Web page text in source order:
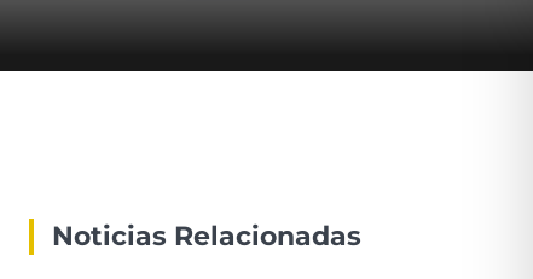
Noticias Relacionadas